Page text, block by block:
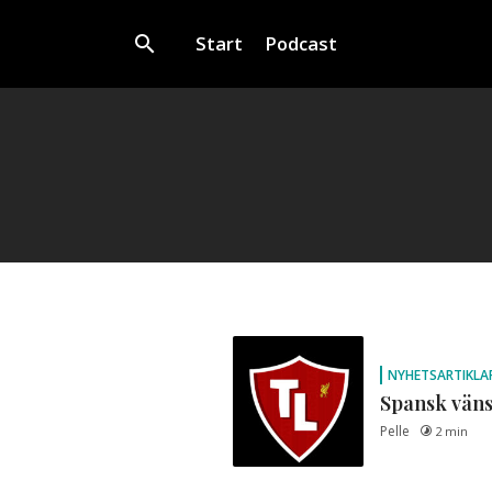
Start Podcast
Spansk
Pelle 2 min